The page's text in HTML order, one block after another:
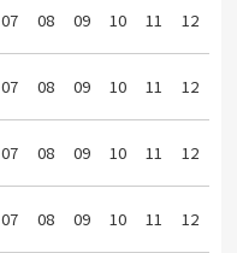
07 08 09 10 11 12
07 08 09 10 11 12
07 08 09 10 11 12
07 08 09 10 11 12